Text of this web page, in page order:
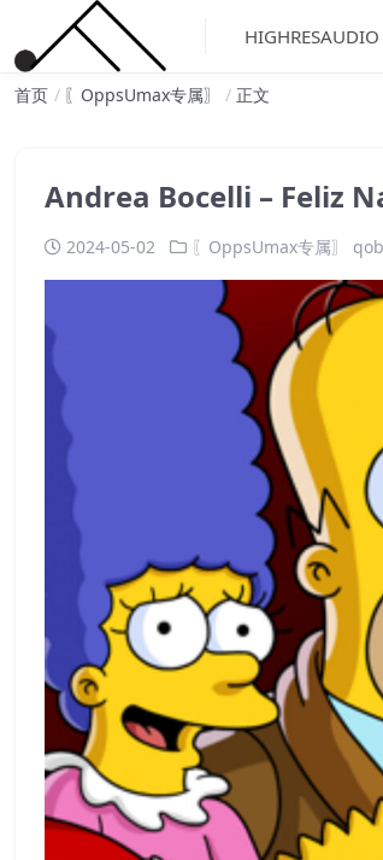
HIGHRESAUDIO
首页 〖OppsUmax专属〗 正文
Andrea Bocelli – Feliz
2024-05-02 〖OppsUmax专属〗